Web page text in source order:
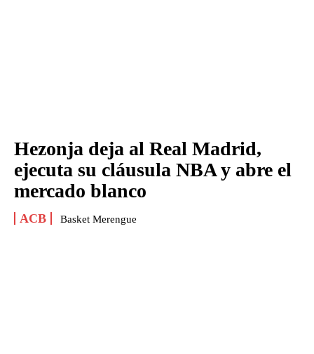
Hezonja deja al Real Madrid,
ejecuta su cláusula NBA y abre el
mercado blanco
ACB Basket Merengue